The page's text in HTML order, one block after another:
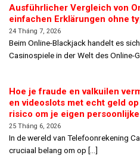
Ausführlicher Vergleich von
einfachen Erklärungen ohne
24 Tháng 7, 2026
Beim Online-Blackjack handelt es
Casinospiele in der Welt des Online-
Hoe je fraude en valkuilen
en videoslots met echt geld
risico om je eigen
25 Tháng 6, 2026
In de wereld van Telefoonrekening
cruciaal belang om op [...]